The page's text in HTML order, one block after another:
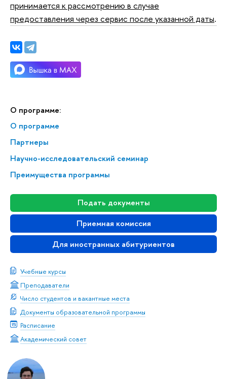
О программе:
О программе
Партнеры
Научно-исследовательский семинар
Преимущества программы
Подать документы
Приемная комиссия
Для иностранных абитуриентов
Учебные курсы
Преподаватели
Число студентов и вакантные места
Документы образовательной программы
Расписание
Академический совет
принимается к рассмотрению в случае
предоставления через сервис после указанной даты.